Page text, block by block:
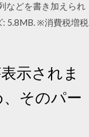
などを書き加えられ
: 5.8MB. ※消費税増税
示されま
そのパー